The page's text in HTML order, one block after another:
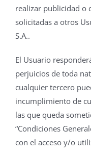
realizar publicidad o
solicitadas a otros
S.A..
El Usuario
perjuicios de toda
cualquier tercero
incumplimiento de
las que queda
“Condiciones
con el acceso y/o